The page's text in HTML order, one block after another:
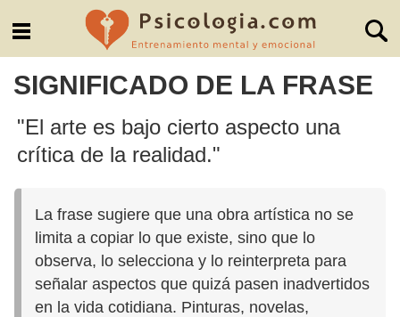
SIGNIFICADO DE LA FRASE
"El arte es bajo cierto aspecto una
crítica de la realidad."
La frase sugiere que una obra artística no se
limita a copiar lo que existe, sino que lo
observa, lo selecciona y lo reinterpreta para
señalar aspectos que quizá pasen inadvertidos
en la vida cotidiana. Pinturas, novelas,